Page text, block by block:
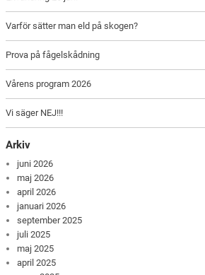
Varför sätter man eld på skogen?
Prova på fågelskådning
Vårens program 2026
Vi säger NEJ!!!
Arkiv
juni 2026
maj 2026
april 2026
januari 2026
september 2025
juli 2025
maj 2025
april 2025